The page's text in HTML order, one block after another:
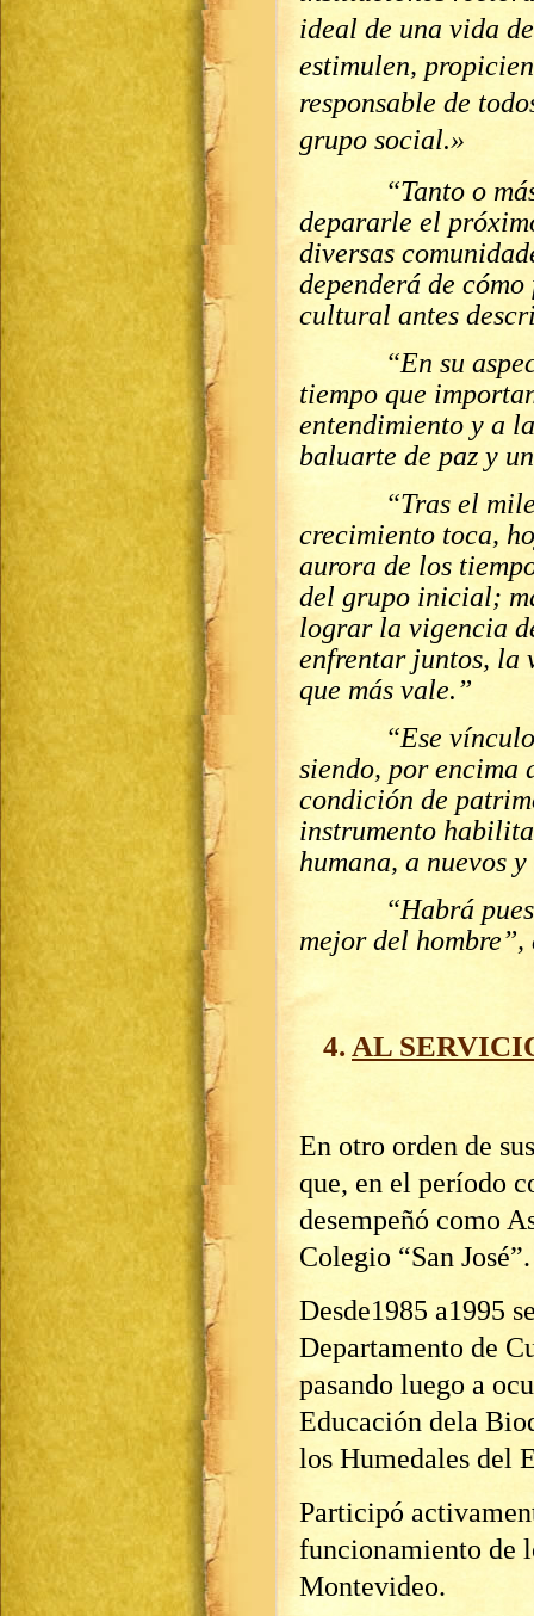
ideal de una vida
estimulen,
responsable de
grupo social.»
“Tanto o más
depararle el
diversas
dependerá de
cultural antes
“En su aspecto
tiempo que
entendimiento y a
baluarte de paz y
“Tras el
crecimiento toca,
aurora de los
del grupo inicial;
lograr la vigencia
enfrentar juntos, la
que más vale.”
“Ese vínculo
siendo, por encima
condición de
instrumento
humana, a nuevos
“Habrá pues,
mejor del
4. AL
En otro orden de
que, en el período
desempeñó como
Colegio “San José”.
Desde1985 a1995
Departamento de
pasando luego a
Educación dela
los Humedales del
Participó
funcionamiento de
Montevideo.